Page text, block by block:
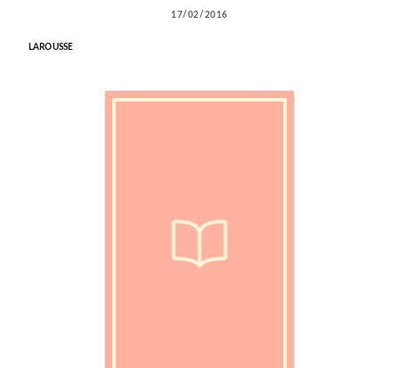
17/02/2016
LAROUSSE